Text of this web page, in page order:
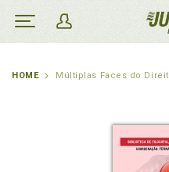
HOME Múltiplas Faces do